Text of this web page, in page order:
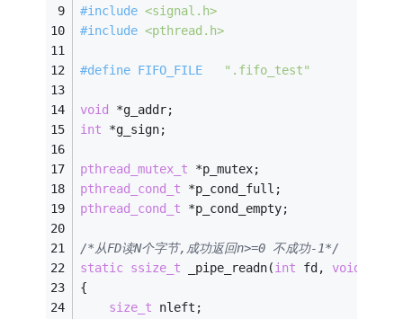
#include <signal.h>
#include <pthread.h>
#define ".fifo_test"
void
*g_addr;
int *g_sign;
pthread_mutex_t *p_mutex;
pthread_cond_t *p_cond_full;
pthread_cond_t *p_cond_empty;
/*从FD读N个字节,成功返回n>=0 不成功-1*/
static ssize_t _pipe_readn(int fd, void
{
size_t nleft;